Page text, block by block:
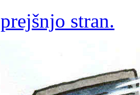
prejšnjo stran.